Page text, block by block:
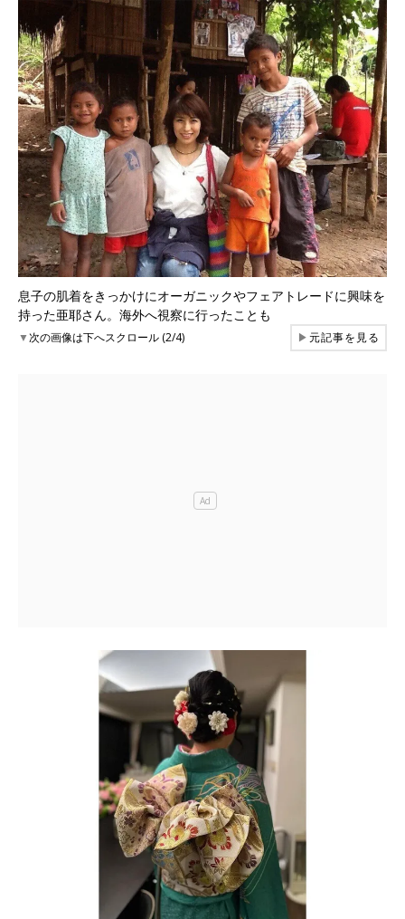
息子の肌着をきっかけにオーガニックやフェアトレードに興味を
持った亜耶さん。海外へ視察に行ったことも
▼次の画像は下へスクロール (2/4) ▶元記事を見る